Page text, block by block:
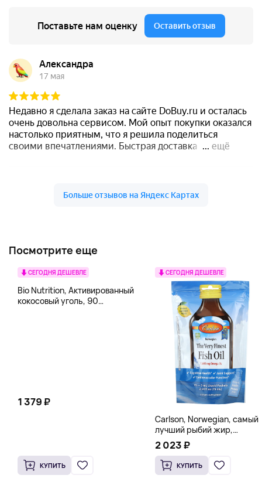
Посмотрите еще
СЕГОДНЯ ДЕШЕВЛЕ
Bio Nutrition, Активированный
кокосовый уголь, 90
1 379 ₽
КУПИТЬ
СЕГОДНЯ ДЕШЕВЛЕ
Carlson, Norwegian, самый
лучший рыбий жир,
натуральный лимон, 15
пакетиков (5 мл) каждый
2 023 ₽
КУПИТЬ